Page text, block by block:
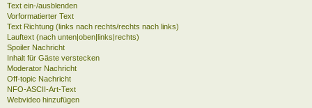
Text ein-/ausblenden
Vorformatierter Text
Text Richtung (links nach rechts/rechts nach links)
Lauftext (nach unten|oben|links|rechts)
Spoiler Nachricht
Inhalt für Gäste verstecken
Moderator Nachricht
Off-topic Nachricht
NFO-ASCII-Art-Text
Webvideo hinzufügen